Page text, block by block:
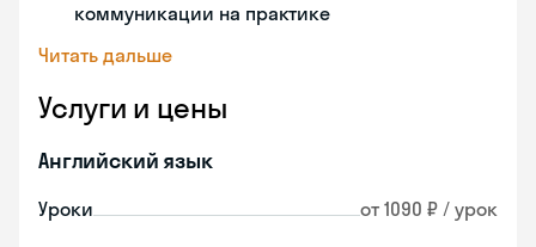
коммуникации на практике
Читать дальше
Услуги и цены
Английский язык
Уроки от 1090 ₽ / урок